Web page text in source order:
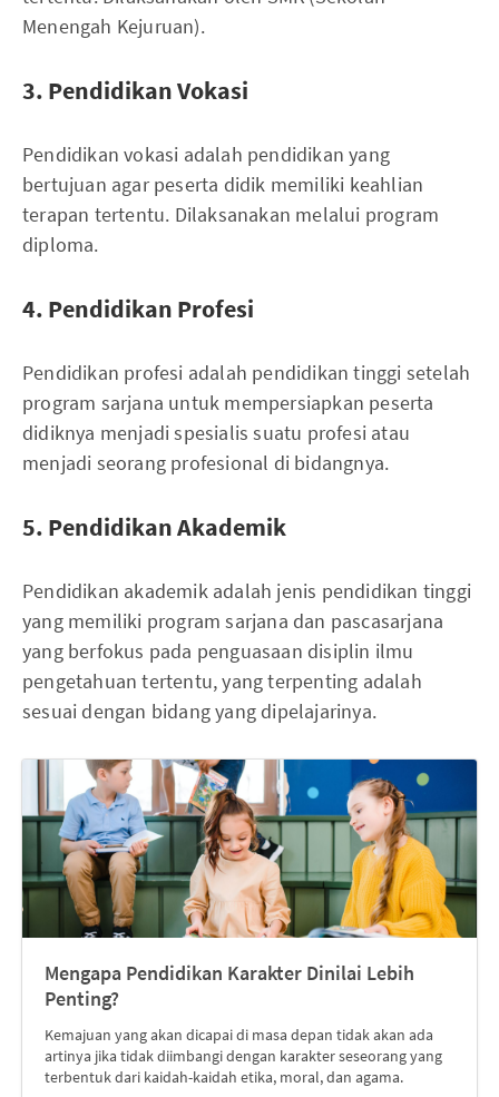
Menengah Kejuruan).
3. Pendidikan Vokasi
Pendidikan vokasi adalah pendidikan yang
bertujuan agar peserta didik memiliki keahlian
terapan tertentu. Dilaksanakan melalui program
diploma.
4. Pendidikan Profesi
Pendidikan profesi adalah pendidikan tinggi setelah
program sarjana untuk mempersiapkan peserta
didiknya menjadi spesialis suatu profesi atau
menjadi seorang profesional di bidangnya.
5. Pendidikan Akademik
Pendidikan akademik adalah jenis pendidikan tinggi
yang memiliki program sarjana dan pascasarjana
yang berfokus pada penguasaan disiplin ilmu
pengetahuan tertentu, yang terpenting adalah
sesuai dengan bidang yang dipelajarinya.
Mengapa Pendidikan Karakter Dinilai Lebih
Penting?
Kemajuan yang akan dicapai di masa depan tidak akan ada
artinya jika tidak diimbangi dengan karakter seseorang yang
terbentuk dari kaidah-kaidah etika, moral, dan agama.